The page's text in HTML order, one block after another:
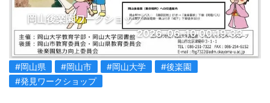
岡山後楽園ワークショップ
2026-06-10 00:19:33
#岡山県 #岡山市 #岡山大学
#後楽園
#発見ワークショップ